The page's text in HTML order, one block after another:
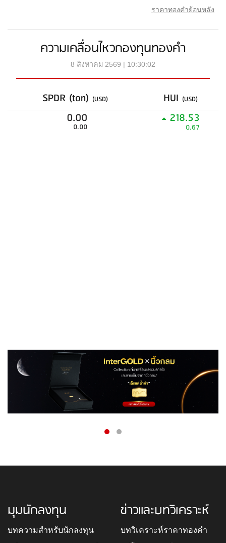
ราคาทองคำย้อนหลัง
ความเคลื่อนไหวกองทุนทองคำ
8 สิงหาคม 2569 | 10:30:02
SPDR (ton) (USD) HUI (USD)
0.00
0.00
218.53
0.67
มุมนักลงทุน
บทความสำหรับนักลงทุน
ข่าวและบทวิเคราะห์
บทวิเคราะห์ราคาทองคำ